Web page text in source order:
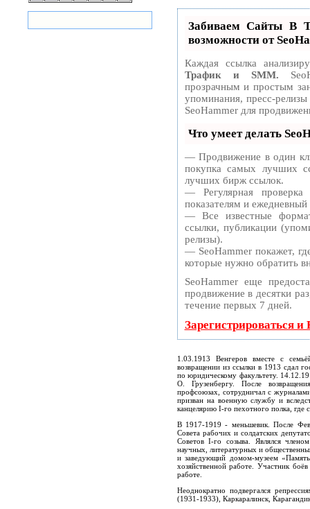
Забиваем Сайты
возможности от
Каждая ссылка
Трафик и SMM.
прозрачным и простым
упоминания, пресс-
SeoHammer для
Что умеет делать
— Продвижение в один
покупка самых лучших
лучших бирж ссылок.
— Регулярная
показателям и ежедневный
— Все известные
ссылки, публикации
релизы).
— SeoHammer покажет,
которые нужно обратить
SeoHammer еще
продвижение в десятки
течение первых 7 дней.
Зарегистрироваться
1.03.1913 Венгеров вместе с
возвращении из ссылки в 1913 сдал
по юридическому факультету.
О. Грузенбергу. После
профсоюзах, сотрудничал с
призван на военную службу и
канцелярию I-го пехотного полка, где
В 1917-1919 - меньшевик. После
Совета рабочих и солдатских
Советов I-го созыва. Являлся
научных, литературных и
и заведующий домом-музеем
хозяйственной работе. Участник
работе.
Неоднократно подвергался
(1931-1933), Каркаралинск,